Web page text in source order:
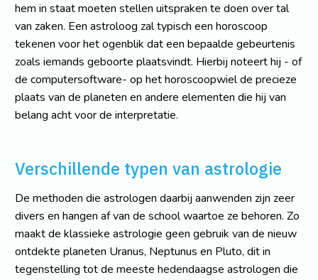
hem in staat moeten stellen uitspraken te doen over tal
van zaken. Een astroloog zal typisch een horoscoop
tekenen voor het ogenblik dat een bepaalde gebeurtenis
zoals iemands geboorte plaatsvindt. Hierbij noteert hij - of
de computersoftware- op het horoscoopwiel de precieze
plaats van de planeten en andere elementen die hij van
belang acht voor de interpretatie.
Verschillende typen van astrologie
De methoden die astrologen daarbij aanwenden zijn zeer
divers en hangen af van de school waartoe ze behoren. Zo
maakt de klassieke astrologie geen gebruik van de nieuw
ontdekte planeten Uranus, Neptunus en Pluto, dit in
tegenstelling tot de meeste hedendaagse astrologen die